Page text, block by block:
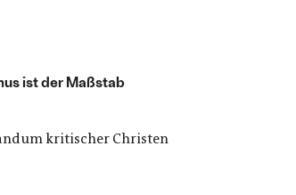
ist der Maßstab
kritischer Christen